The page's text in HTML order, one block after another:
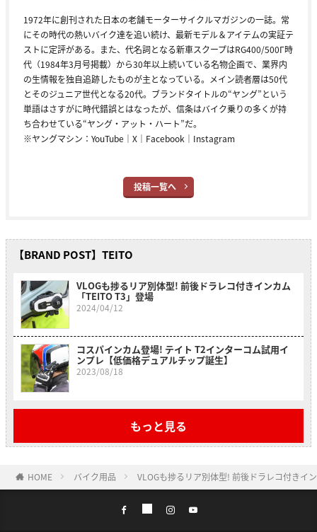
1972年に創刊された日本の老舗モーターサイクルマガジンの一誌。常
にその時代の熱いバイク達を追い続け、最新モデル＆アイテムの実証テ
ストに定評がある。また、代名詞となる新車スクープはRG400/500Γ時
代（1984年3月号掲載）から30年以上続いている名物企画で、業界内
の生情報を独自追跡したものが主となっている。メイン読者層は50代
とそのジュニア世代となる20代。ブランドタイトルの“ヤング”という
単語はさすがに時代錯誤とはなったが、信条はバイク乗りの多くが持
ち合わせている“ヤング・アット・ハート”だ。
※ヤングマシン： YouTube ｜ X ｜ Facebook ｜ Instagram
投稿一覧へ
【BRAND POST】TEITO
VLOGも捗るリア別体型! 前後ドラレコ付きインカム
「TEITO T3」登場
2024/04/12
コスパインカム登場! テイト T2インターコム試用イ
ンプレ【低価格デュアルチップ誕生】
2023/08/18
もっと見る
HOME バイク用品 VLOGも捗るリア別体型! 前後ドラレコ付きイ